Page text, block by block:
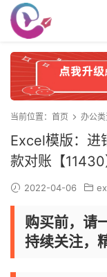
当前位置： 首页 办公
Excel模版：进
款对账【11430
2022-04-06
购买前，请
持续关注，